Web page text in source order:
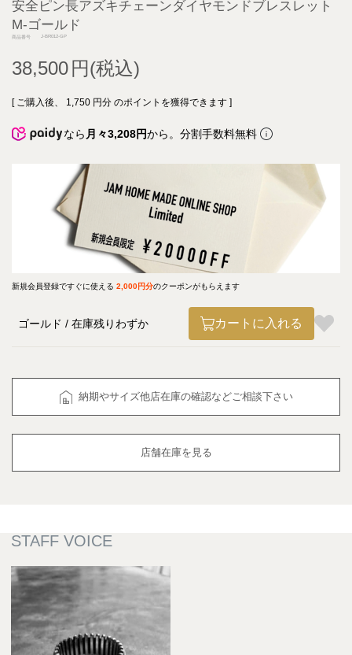
安全ピン長アズキチェーンダイヤモンドブレスレット
M-ゴールド
商品番号 J-BR012-GP
38,500
[ ご購入後、 1,750 円分 のポイントを獲得できます ]
なら 月々3,208円から。分割手数料無料
新規会員登録ですぐに使える 2,000円分のクーポンがもらえます
ゴールド 在庫残りわずか カートに入れる
納期やサイズ他店在庫の確認などご相談下さい
店舗在庫を見る